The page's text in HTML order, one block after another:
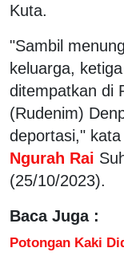
Kuta.
"Sambil
keluarga,
ditempatkan di
(Rudenim)
deportasi,"
Ngurah Rai
(25/10/2023).
Baca Juga :
Potongan Kaki